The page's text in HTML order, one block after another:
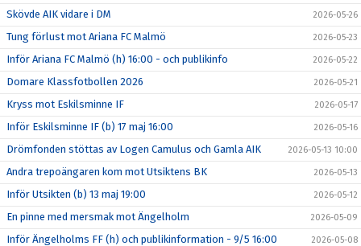
Skövde AIK vidare i DM 2026-05-26
Tung förlust mot Ariana FC Malmö 2026-05-23
Inför Ariana FC Malmö (h) 16:00 - och publikinfo 2026-05-22
Domare Klassfotbollen 2026 2026-05-21
Kryss mot Eskilsminne IF 2026-05-17
Inför Eskilsminne IF (b) 17 maj 16:00 2026-05-16
Drömfonden stöttas av Logen Camulus och Gamla AIK 2026-05-13 10:00
Andra trepoängaren kom mot Utsiktens BK 2026-05-13
Inför Utsikten (b) 13 maj 19:00 2026-05-12
En pinne med mersmak mot Ängelholm 2026-05-09
Inför Ängelholms FF (h) och publikinformation - 9/5 16:00 2026-05-08